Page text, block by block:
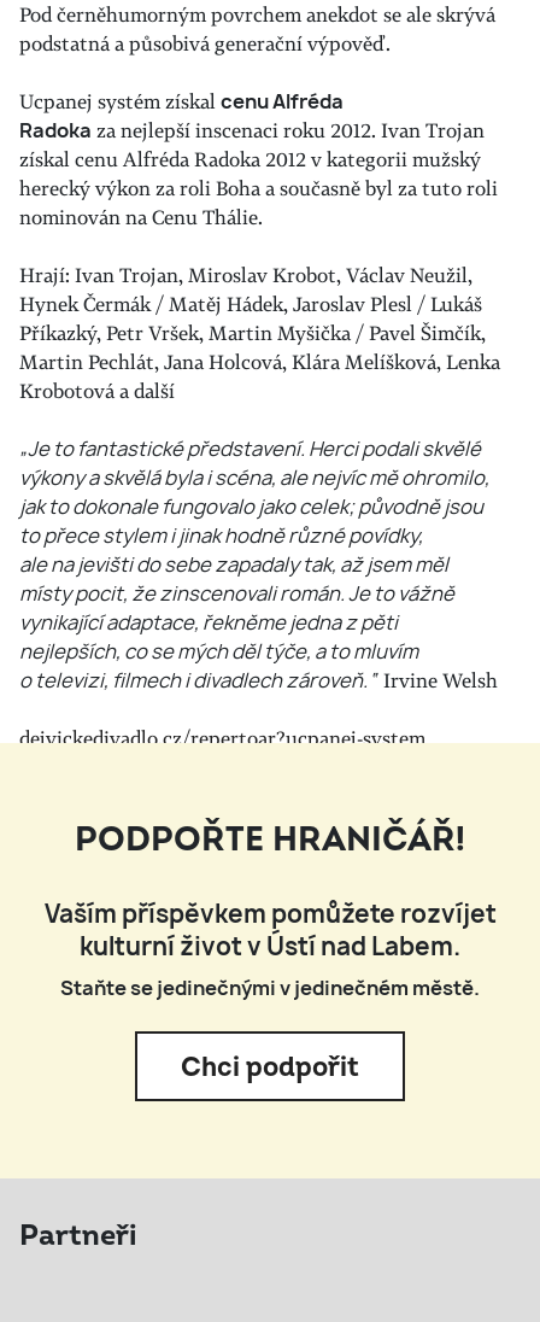
Pod černěhumorným povrchem anekdot se ale skrývá
podstatná a působivá generační výpověď.
Ucpanej systém získalcenu Alfréda
Radoka za nejlepší inscenaci roku 2012. Ivan Trojan
získal cenu Alfréda Radoka 2012 v kategorii mužský
herecký výkon za roli Boha a současně byl za tuto roli
nominován na Cenu Thálie.
Hrají: Ivan Trojan, Miroslav Krobot, Václav Neužil,
Hynek Čermák / Matěj Hádek, Jaroslav Plesl / Lukáš
Příkazký, Petr Vršek, Martin Myšička / Pavel Šimčík,
Martin Pechlát, Jana Holcová, Klára Melíšková, Lenka
Krobotová a další
„Je to fantastické představení. Herci podali skvělé
výkony a skvělá byla i scéna, ale nejvíc mě ohromilo,
jak to dokonale fungovalo jako celek; původně jsou
to přece stylem i jinak hodně různé povídky,
ale na jevišti do sebe zapadaly tak, až jsem měl
místy pocit, že zinscenovali román. Je to vážně
vynikající adaptace, řekněme jedna z pěti
nejlepších, co se mých děl týče, a to mluvím
o televizi, filmech i divadlech zároveň.“Irvine Welsh
dejvickedivadlo.cz/repertoar?ucpanej-system
PODPOŘTE HRANIČÁŘ!
Vaším příspěvkem pomůžete rozvíjet
kulturní život v Ústí nad Labem.
Staňte se jedinečnými v jedinečném městě.
Chci podpořit
Partneři